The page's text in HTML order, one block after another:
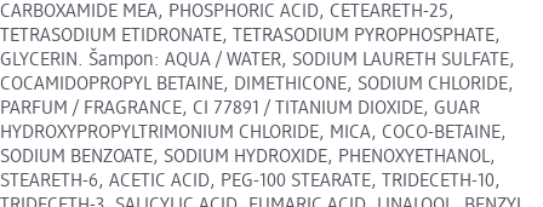
CARBOXAMIDE MEA, PHOSPHORIC ACID, CETEARETH-25,
TETRASODIUM ETIDRONATE, TETRASODIUM PYROPHOSPHATE,
GLYCERIN. Šampon: AQUA / WATER, SODIUM LAURETH SULFATE,
COCAMIDOPROPYL BETAINE, DIMETHICONE, SODIUM CHLORIDE,
PARFUM / FRAGRANCE, CI 77891 / TITANIUM DIOXIDE, GUAR
HYDROXYPROPYLTRIMONIUM CHLORIDE, MICA, COCO-BETAINE,
SODIUM BENZOATE, SODIUM HYDROXIDE, PHENOXYETHANOL,
STEARETH-6, ACETIC ACID, PEG-100 STEARATE, TRIDECETH-10,